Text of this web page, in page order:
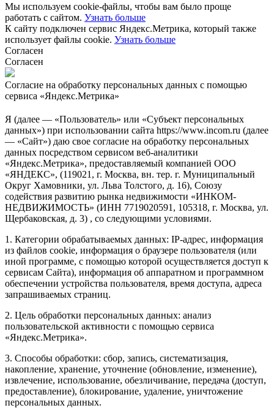
Мы используем cookie-файлы, чтобы вам было проще
работать с сайтом. Узнать больше
К сайту подключен сервис Яндекс.Метрика, который также
использует файлы cookie. Узнать больше
Согласен
Согласен
Согласие на обработку персональных данных с помощью
сервиса «Яндекс.Метрика»
Я (далее — «Пользователь» или «Субъект персональных
данных») при использовании сайта https://www.incom.ru (далее
— «Сайт») даю свое согласие на обработку персональных
данных посредством сервисом веб-аналитики
«Яндекс.Метрика», предоставляемый компанией ООО
«ЯНДЕКС», (119021, г. Москва, вн. тер. г. Муниципальный
Округ Хамовники, ул. Льва Толстого, д. 16), Союзу
содействия развитию рынка недвижимости «ИНКОМ-
НЕДВИЖИМОСТЬ» (ИНН 7719020591, 105318, г. Москва, ул.
Щербаковская, д. 3) , со следующими условиями.
1. Категории обрабатываемых данных: IP-адрес, информация
из файлов cookie, информация о браузере пользователя (или
иной программе, с помощью которой осуществляется доступ к
сервисам Сайта), информация об аппаратном и программном
обеспечении устройства пользователя, время доступа, адреса
запрашиваемых страниц.
2. Цель обработки персональных данных: анализ
пользовательской активности с помощью сервиса
«Яндекс.Метрика».
3. Способы обработки: сбор, запись, систематизация,
накопление, хранение, уточнение (обновление, изменение),
извлечение, использование, обезличивание, передача (доступ,
предоставление), блокирование, удаление, уничтожение
персональных данных.